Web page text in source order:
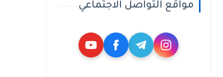
مواقع التواصل الاجتماعي